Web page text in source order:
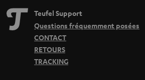
Teufel Support
Questions fréquemment posées
CONTACT
RETOURS
TRACKING